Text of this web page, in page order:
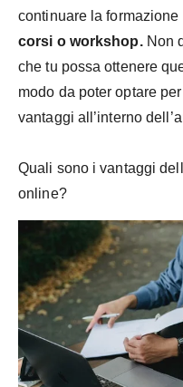
continuare la
corsi o workshop.Non
che tu possa ottenere
modo da poter optare
vantaggi all’interno
Quali sono i vantaggi
online?